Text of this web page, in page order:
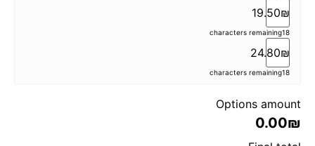
19.50₪
18
characters remaining
24.80₪
18
characters remaining
Options amount
0.00₪